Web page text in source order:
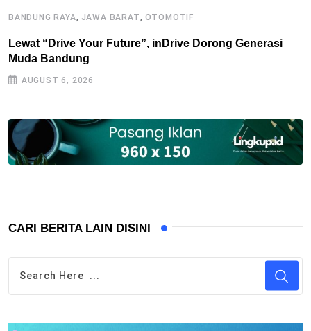
BANDUNG RAYA, JAWA BARAT, OTOMOTIF
Lewat “Drive Your Future”, inDrive Dorong Generasi
Muda Bandung
AUGUST 6, 2026
CARI BERITA LAIN DISINI